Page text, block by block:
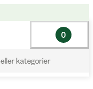
kategorier
0